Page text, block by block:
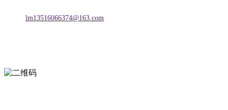
lm13516066374@163.com